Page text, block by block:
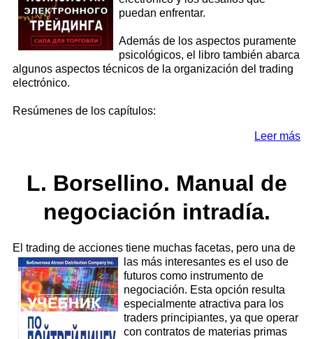
puedan enfrentar.
Además de los aspectos puramente
psicológicos, el libro también abarca
algunos aspectos técnicos de la organización del trading
electrónico.
Resúmenes de los capítulos:
Leer más
L. Borsellino. Manual de
negociación intradía.
El trading de acciones tiene muchas facetas, pero una de
las más interesantes es el uso de
futuros como instrumento de
negociación. Esta opción resulta
especialmente atractiva para los
traders principiantes, ya que operar
con contratos de materias primas